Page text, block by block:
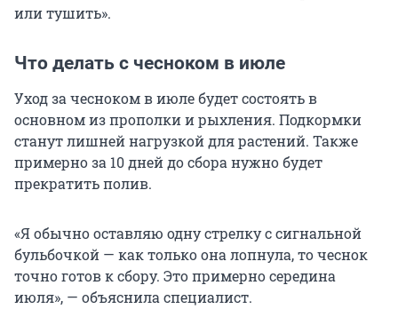
или тушить».
Что делать с чесноком в июле
Уход за чесноком в июле будет состоять в
основном из прополки и рыхления. Подкормки
станут лишней нагрузкой для растений. Также
примерно за 10 дней до сбора нужно будет
прекратить полив.
«Я обычно оставляю одну стрелку с сигнальной
бульбочкой — как только она лопнула, то чеснок
точно готов к сбору. Это примерно середина
июля», — объяснила специалист.